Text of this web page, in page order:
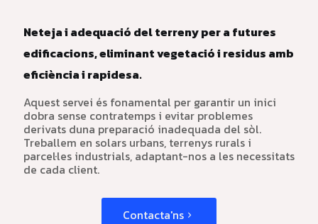
Neteja i adequació del terreny per a futures
edificacions, eliminant vegetació i residus amb
eficiència i rapidesa.
Aquest servei és fonamental per garantir un inici
dobra sense contratemps i evitar problemes
derivats duna preparació inadequada del sòl.
Treballem en solars urbans, terrenys rurals i
parcel·les industrials, adaptant-nos a les necessitats
de cada client.
Contacta'ns